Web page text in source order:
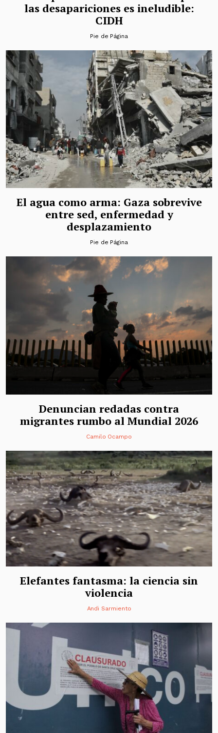
las desapariciones es ineludible:
CIDH
Pie de Página
El agua como arma: Gaza sobrevive
entre sed, enfermedad y
desplazamiento
Pie de Página
Denuncian redadas contra
migrantes rumbo al Mundial 2026
Camilo Ocampo
Elefantes fantasma: la ciencia sin
violencia
Andi Sarmiento